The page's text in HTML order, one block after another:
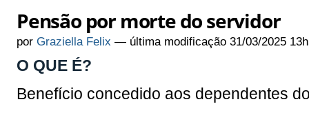
Pensão por morte do servidor
porGraziella Felix — última modificação 31/03/2025
O QUE É?
Benefício concedido aos dependentes